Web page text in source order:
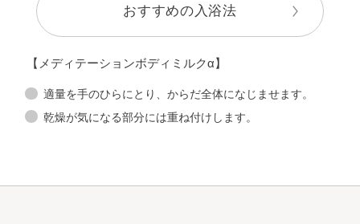
おすすめの入浴法
【メディテーションボディミルクα】
適量を手のひらにとり、からだ全体になじませます。
乾燥が気になる部分には重ね付けします。